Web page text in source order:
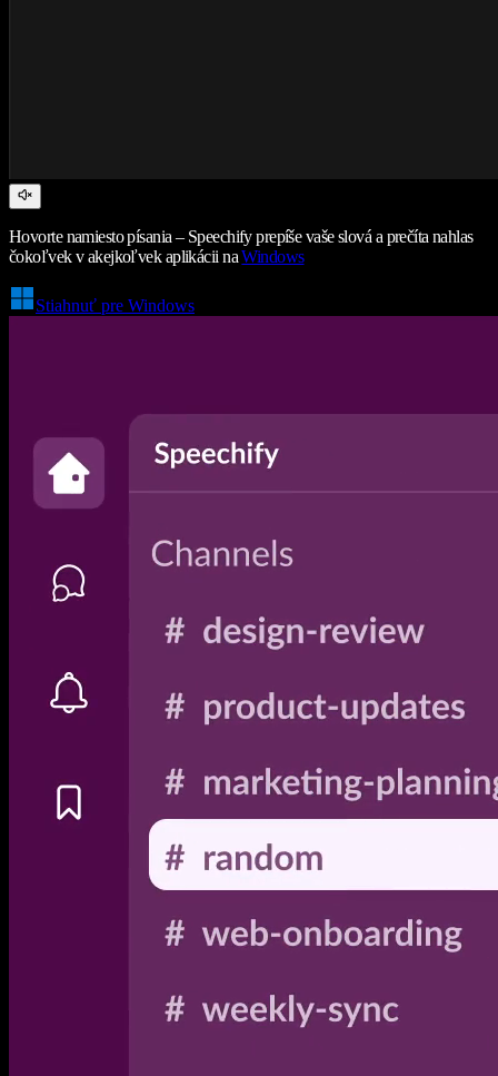
Hovorte namiesto písania – Speechify prepíše vaše slová a prečíta nahlas
čokoľvek v akejkoľvek aplikácii naWindows
Stiahnuť pre Windows